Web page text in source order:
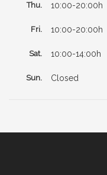
Thu. 10:00-20:00h
Fri. 10:00-20:00h
Sat. 10:00-14:00h
Sun. Closed